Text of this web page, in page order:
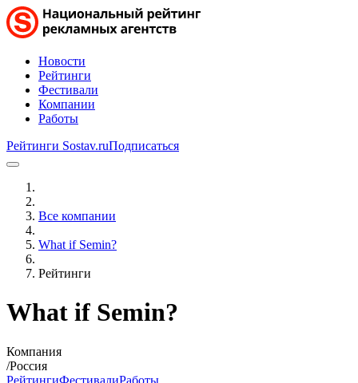
Новости
Рейтинги
Фестивали
Компании
Работы
Рейтинги Sostav.ruПодписаться
Все компании
What if Semin?
Рейтинги
What if Semin?
Компания
/Россия
РейтингиФестивалиРаботы